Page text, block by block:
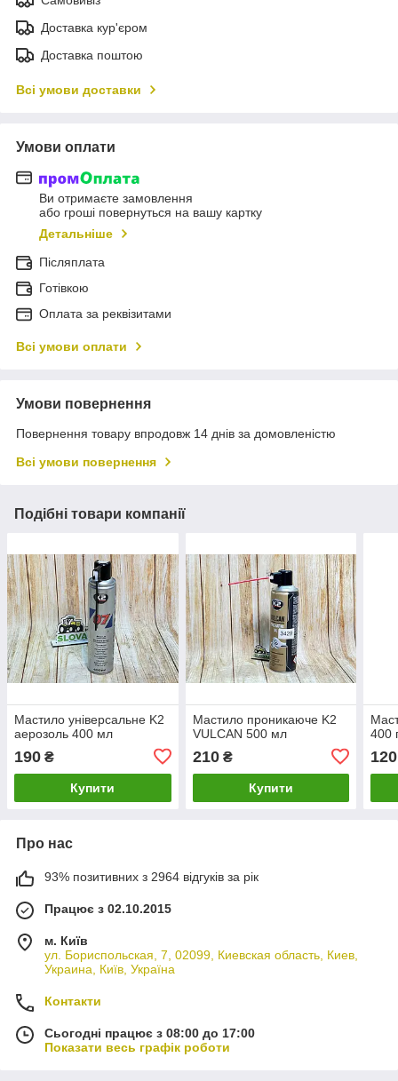
Доставка кур'єром
Доставка поштою
Всі умови доставки
Умови оплати
Ви отримаєте замовлення
або гроші повернуться на вашу картку
Детальніше
Післяплата
Готівкою
Оплата за реквізитами
Всі умови оплати
Умови повернення
Повернення товару впродовж 14 днів за домовленістю
Всі умови повернення
Подібні товари компанії
Мастило універсальне K2
аерозоль 400 мл
190 ₴
Купити
Мастило проникаюче K2
VULCAN 500 мл
210₴
Купити
400
120
Про нас
93% позитивних з 2964 відгуків за рік
Працює з 02.10.2015
м. Київ
ул. Бориспольская, 7, 02099, Киевская область, Киев,
Украина, Київ, Україна
Контакти
Сьогодні працює з 08:00 до 17:00
Показати весь графік роботи